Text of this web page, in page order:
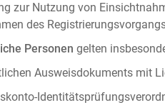
zur Nutzung von
des
Personen gelten
Ausweisdokuments mit